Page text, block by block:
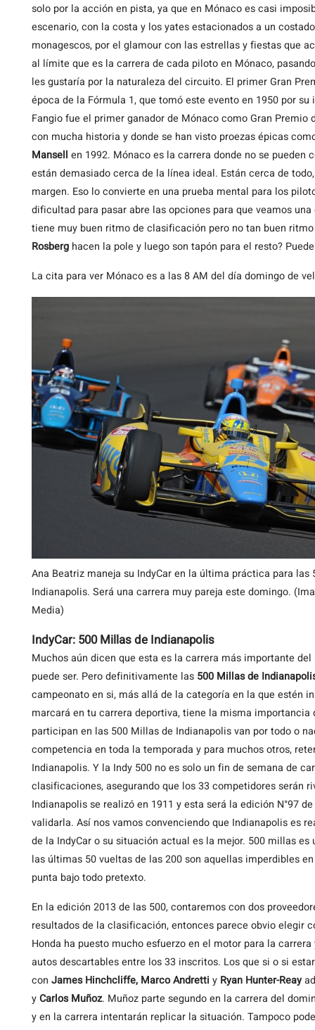
solo por la acción en pista, ya que en Mónaco es casi
escenario, con la costa y los yates estacionados a un
monagescos, por el glamour con las estrellas y fiestas que
al límite que es la carrera de cada piloto en Mónaco,
les gustaría por la naturaleza del circuito. El primer Gran
época de la Fórmula 1, que tomó este evento en 1950 por
Fangio fue el primer ganador de Mónaco como Gran Premio
con mucha historia y donde se han visto proezas épicas
Mansell en 1992. Mónaco es la carrera donde no se pueden
están demasiado cerca de la línea ideal. Están cerca de
margen. Eso lo convierte en una prueba mental para los
dificultad para pasar abre las opciones para que veamos
tiene muy buen ritmo de clasificación pero no tan buen
Rosberg hacen la pole y luego son tapón para el resto?
La cita para ver Mónaco es a las 8 AM del día domingo de
Ana Beatriz maneja su IndyCar en la última práctica para las
Indianapolis. Será una carrera muy pareja este domingo.
Media)
IndyCar: 500 Millas de Indianapolis
Muchos aún dicen que esta es la carrera más importante
puede ser. Pero definitivamente las 500 Millas de
campeonato en si, más allá de la categoría en la que estén
marcará en tu carrera deportiva, tiene la misma
participan en las 500 Millas de Indianapolis van por todo o
competencia en toda la temporada y para muchos otros,
Indianapolis. Y la Indy 500 no es solo un fin de semana de
clasificaciones, asegurando que los 33 competidores serán
Indianapolis se realizó en 1911 y esta será la edición N°97
validarla. Así nos vamos convenciendo que Indianapolis es
de la IndyCar o su situación actual es la mejor. 500 millas
las últimas 50 vueltas de las 200 son aquellas imperdibles
punta bajo todo pretexto.
En la edición 2013 de las 500, contaremos con dos
resultados de la clasificación, entonces parece obvio elegir
Honda ha puesto mucho esfuerzo en el motor para la
autos descartables entre los 33 inscritos. Los que si o si
con James Hinchcliffe, Marco Andretti y Ryan Hunter-Reay
yCarlos Muñoz. Muñoz parte segundo en la carrera del
y en la carrera intentarán replicar la situación. Tampoco